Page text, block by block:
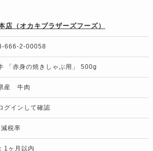
店（オカキブラザーズフーズ）
666-2-00058
「赤身の焼きしゃぶ用」 500g
産 牛肉
グインして確認
税率
1ヶ月以内